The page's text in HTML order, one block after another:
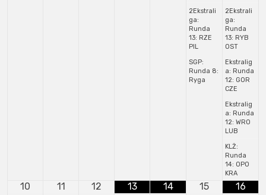
2Ekstrali
ga:
Runda
13: RZE
PIL
SGP:
Runda 8:
Ryga
2Ekstrali
ga:
Runda
13: RYB
OST
Ekstralig
a: Runda
12: GOR
CZE
Ekstralig
a: Runda
12: WRO
LUB
KLŻ:
Runda
14: OPO
KRA
10 11 12 13 14 15 16